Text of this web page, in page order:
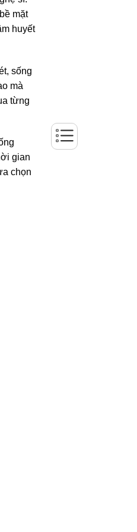
mặt
huyết
sống
mà
từng
gian
chọn